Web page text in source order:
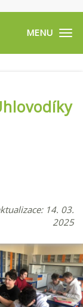
14. 03.
2025